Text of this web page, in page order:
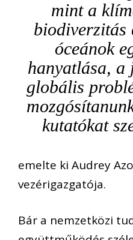
mint a
biodiverzitás
óceánok
hanyatlása, a
globális
kutatókat
emelte ki Audrey
vezérigazgatója.
Bár a nemzetközi